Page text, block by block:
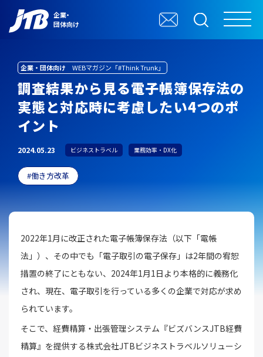
企業・
団体向け
企業・団体向け WEBマガジン「#Think Trunk」
調査結果から見る電子帳簿保存法の
実態と対応時に考慮したい4つのポ
イント
2024.05.23 ビジネストラベル 業務効率・DX化
働き方改革
2022年1月に改正された電子帳簿保存法（以下「電帳
法」）、その中でも「電子取引の電子保存」は2年間の宥恕
措置の終了にともない、2024年1月1日より本格的に義務化
され、現在、電子取引を行っている多くの企業で対応が求め
られています。
そこで、経費精算・出張管理システム『ビズバンスJTB経費
精算』を提供する株式会社JTBビジネストラベルソリューシ